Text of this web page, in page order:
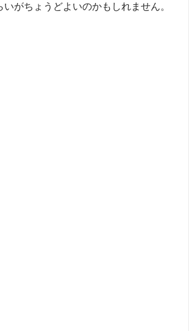
いがちょうどよいのかもしれません。